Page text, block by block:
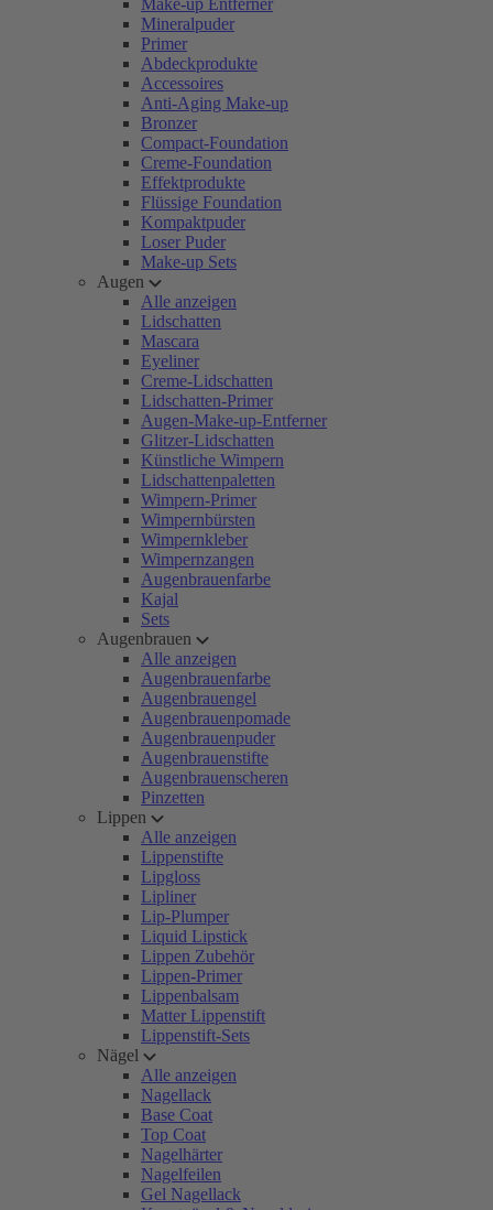
Make-up Entferner
Mineralpuder
Primer
Abdeckprodukte
Accessoires
Anti-Aging Make-up
Bronzer
Compact-Foundation
Creme-Foundation
Effektprodukte
Flüssige Foundation
Kompaktpuder
Loser Puder
Make-up Sets
Augen
Alle anzeigen
Lidschatten
Mascara
Eyeliner
Creme-Lidschatten
Lidschatten-Primer
Augen-Make-up-Entferner
Glitzer-Lidschatten
Künstliche Wimpern
Lidschattenpaletten
Wimpern-Primer
Wimpernbürsten
Wimpernkleber
Wimpernzangen
Augenbrauenfarbe
Kajal
Sets
Augenbrauen
Alle anzeigen
Augenbrauenfarbe
Augenbrauengel
Augenbrauenpomade
Augenbrauenpuder
Augenbrauenstifte
Augenbrauenscheren
Pinzetten
Lippen
Alle anzeigen
Lippenstifte
Lipgloss
Lipliner
Lip-Plumper
Liquid Lipstick
Lippen Zubehör
Lippen-Primer
Lippenbalsam
Matter Lippenstift
Lippenstift-Sets
Nägel
Alle anzeigen
Nagellack
Base Coat
Top Coat
Nagelhärter
Nagelfeilen
Gel Nagellack